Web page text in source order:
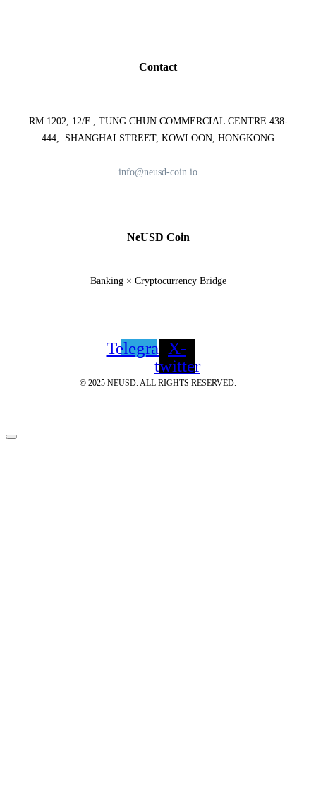
Contact
RM 1202, 12/F , TUNG CHUN COMMERCIAL CENTRE 438-
444, SHANGHAI STREET, KOWLOON, HONGKONG
info@neusd-coin.io
NeUSD Coin
Banking × Cryptocurrency Bridge
TelegramX-
twitter
© 2025 NEUSD. ALL RIGHTS RESERVED.